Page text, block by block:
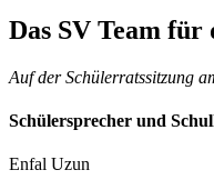
Das SV Team für
Auf der Schülerratssitzung
Schülersprecher und
Enfal Uzun